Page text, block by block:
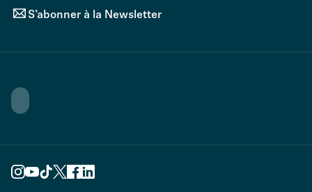
S’abonner à la Newsletter